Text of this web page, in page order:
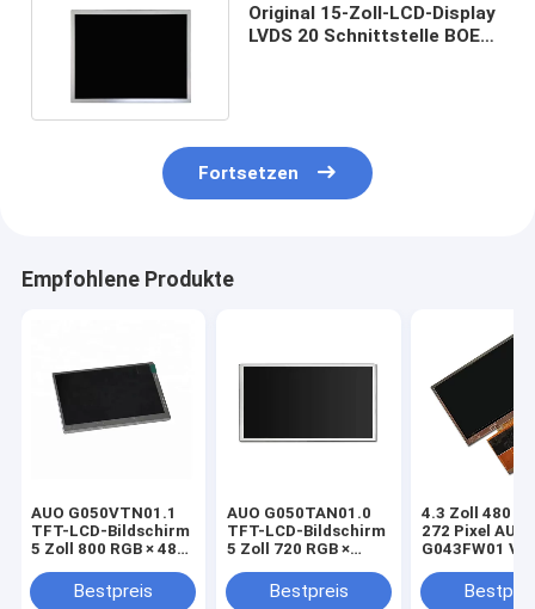
Original 15-Zoll-LCD-Display
LVDS 20 Schnittstelle BOE
Fortsetzen
Empfohlene Produkte
AUO G050VTN01.1
TFT-LCD-Bildschirm
5 Zoll 800 RGB × 480
Bestpreis
AUO G050TAN01.0
TFT-LCD-Bildschirm
5 Zoll 720 RGB ×
Bestpreis
4.3 Zoll 480
272 Pixel AUO
G043FW01 V0